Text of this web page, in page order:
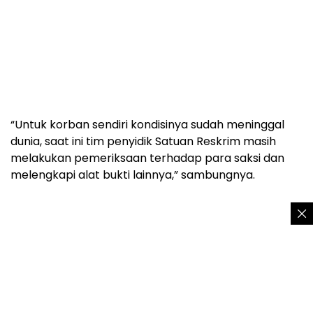
“Untuk korban sendiri kondisinya sudah meninggal
dunia, saat ini tim penyidik Satuan Reskrim masih
melakukan pemeriksaan terhadap para saksi dan
melengkapi alat bukti lainnya,” sambungnya.